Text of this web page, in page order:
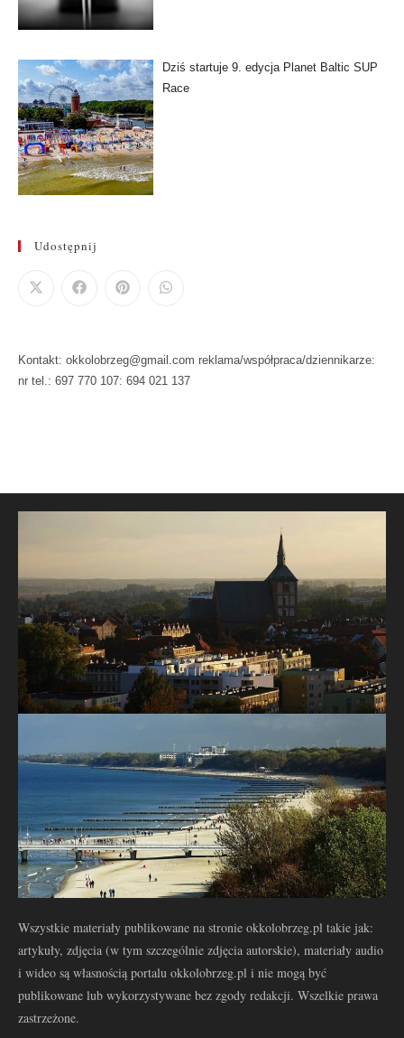
Dziś startuje 9. edycja Planet Baltic SUP
Race
Udostępnij
Kontakt: okkolobrzeg@gmail.com reklama/współpraca/dziennikarze:
nr tel.: 697 770 107: 694 021 137
Wszystkie materiały publikowane na stronie okkolobrzeg.pl takie jak:
artykuły, zdjęcia (w tym szczególnie zdjęcia autorskie), materiały audio
i wideo są własnością portalu okkolobrzeg.pl i nie mogą być
publikowane lub wykorzystywane bez zgody redakcji. Wszelkie prawa
zastrzeżone.